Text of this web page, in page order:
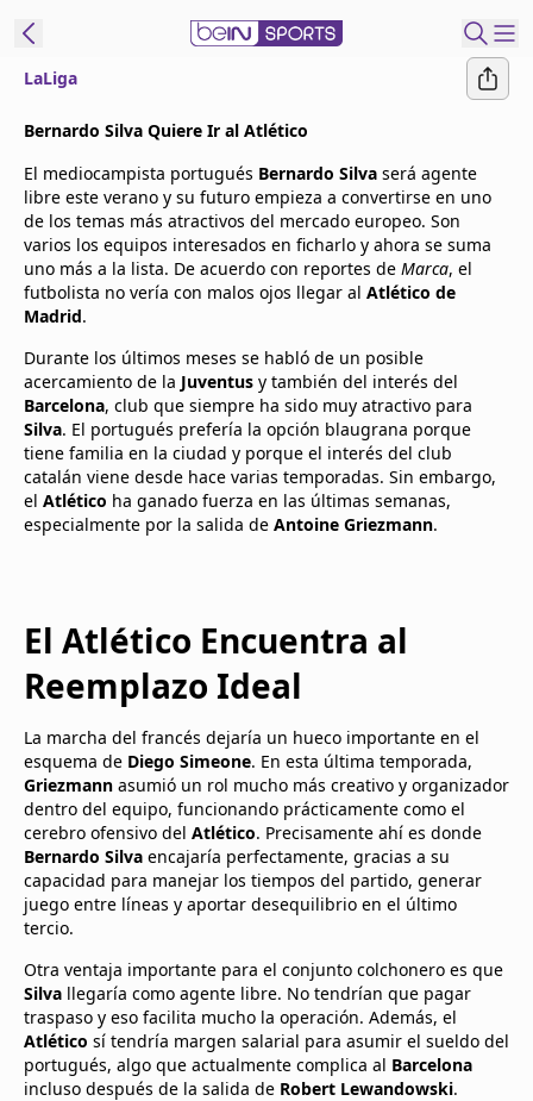
Language
ENES
Edition
United States
beIN XTRA
Administrar
notificaciones
Programación
Contáctanos
LaLiga
Bernardo Silva Quiere Ir al Atlético
El mediocampista portugués Bernardo Silva será agente
libre este verano y su futuro empieza a convertirse en uno
de los temas más atractivos del mercado europeo. Son
varios los equipos interesados en ficharlo y ahora se suma
uno más a la lista. De acuerdo con reportes de Marca, el
futbolista no vería con malos ojos llegar al Atlético de
Madrid.
Durante los últimos meses se habló de un posible
acercamiento de la Juventus y también del interés del
Barcelona, club que siempre ha sido muy atractivo para
Silva. El portugués prefería la opción blaugrana porque
tiene familia en la ciudad y porque el interés del club
catalán viene desde hace varias temporadas. Sin embargo,
el Atlético ha ganado fuerza en las últimas semanas,
especialmente por la salida de Antoine Griezmann.
El Atlético Encuentra al
Reemplazo Ideal
La marcha del francés dejaría un hueco importante en el
esquema de Diego Simeone. En esta última temporada,
Griezmann asumió un rol mucho más creativo y organizador
dentro del equipo, funcionando prácticamente como el
cerebro ofensivo del Atlético. Precisamente ahí es donde
Bernardo Silva encajaría perfectamente, gracias a su
capacidad para manejar los tiempos del partido, generar
juego entre líneas y aportar desequilibrio en el último
tercio.
Otra ventaja importante para el conjunto colchonero es que
Silva llegaría como agente libre. No tendrían que pagar
traspaso y eso facilita mucho la operación. Además, el
Atlético sí tendría margen salarial para asumir el sueldo del
portugués, algo que actualmente complica al Barcelona
incluso después de la salida de Robert Lewandowski.